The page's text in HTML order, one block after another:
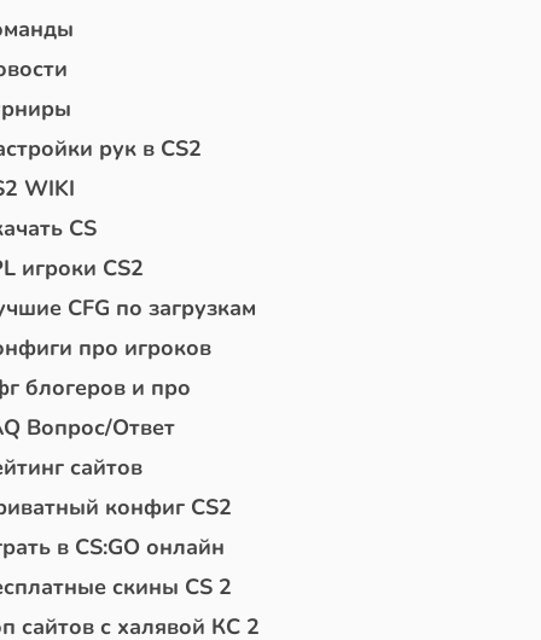
рук в CS2
WIKI
CS
игроки CS2
CFG по загрузкам
про игроков
блогеров и про
Вопрос/Ответ
сайтов
конфиг CS2
в CS:GO онлайн
скины CS 2
сайтов с халявой КС 2